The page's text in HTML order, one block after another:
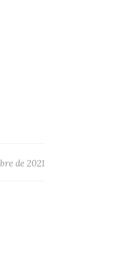
de 2021